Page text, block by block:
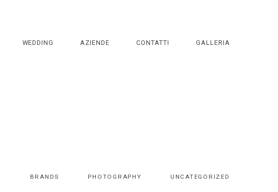
WEDDING AZIENDE CONTATTI GALLERIA
BRANDS PHOTOGRAPHY UNCATEGORIZED